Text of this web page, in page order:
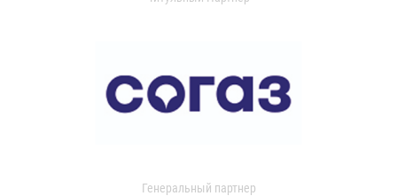
Генеральный партнер